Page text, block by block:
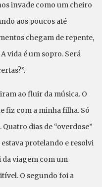
invade como um cheiro
aos poucos até
chegam de repente,
vida é um sopro. Será
ao fluir da música. O
fiz com a minha filha. Só
dias de “overdose”
estava protelando e resolvi
da viagem com um
O segundo foi a